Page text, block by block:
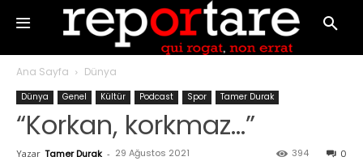
Ana Sayfa Dünya
Dünya Genel Kültür Podcast Spor Tamer Durak
“Korkan, korkmaz…”
Yazar Tamer Durak - 29 Ağustos 2021 0
394